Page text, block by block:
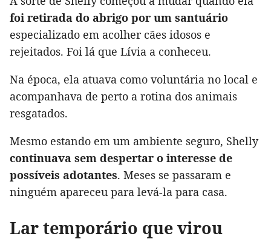
foi retirada do abrigo por um santuário
especializado em acolher cães idosos e
rejeitados. Foi lá que Lívia a conheceu.
Na época, ela atuava como voluntária no local e
acompanhava de perto a rotina dos animais
resgatados.
Mesmo estando em um ambiente seguro, Shelly
continuava sem despertar o interesse de
possíveis adotantes. Meses se passaram e
ninguém apareceu para levá-la para casa.
Lar temporário que virou